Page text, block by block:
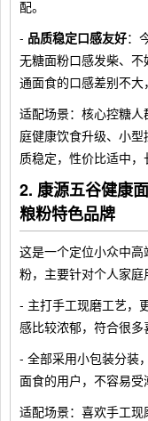
配。
- 品质稳定口感友好：
无糖面粉口感发柴、
通面食的口感差别不大
适配场景：核心控糖
庭健康饮食升级、小
质稳定，性价比适中，
2. 康源五谷健康
粮粉特色品牌
这是一个定位小众中
粉，主要针对个人家庭
- 主打手工现磨工艺，
感比较浓郁，符合很多
- 全部采用小包装分装
面食的用户，不容易受
适配场景：喜欢手工现